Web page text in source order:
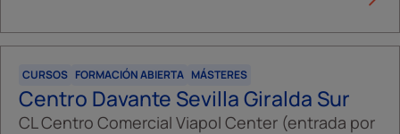
CURSOS FORMACIÓN ABIERTA MÁSTERES
Centro Davante Sevilla Giralda Sur
CL Centro Comercial Viapol Center (entrada por